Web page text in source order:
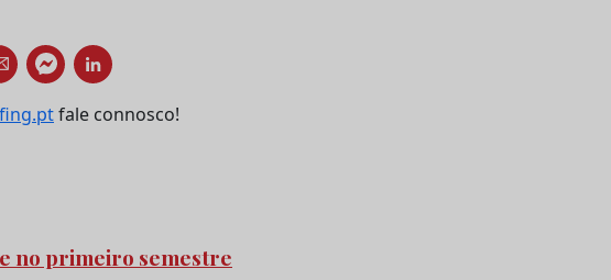
fale connosco!
no primeiro semestre